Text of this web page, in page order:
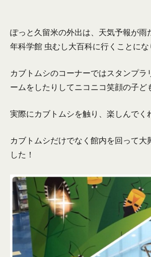
ぽっと久留米の外出は、天気予報が雨
年科学館 虫むし大百科に行くことにな
カブトムシのコーナーではスタンプラ
ームをしたりしてニコニコ笑顔の子ど
実際にカブトムシを触り、楽しんでく
カブトムシだけでなく館内を回って大
した！